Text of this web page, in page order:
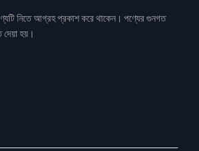
নিতে আগ্রহ প্রকাশ করে থাকেন। পণ্যের গুনগত
হয়।